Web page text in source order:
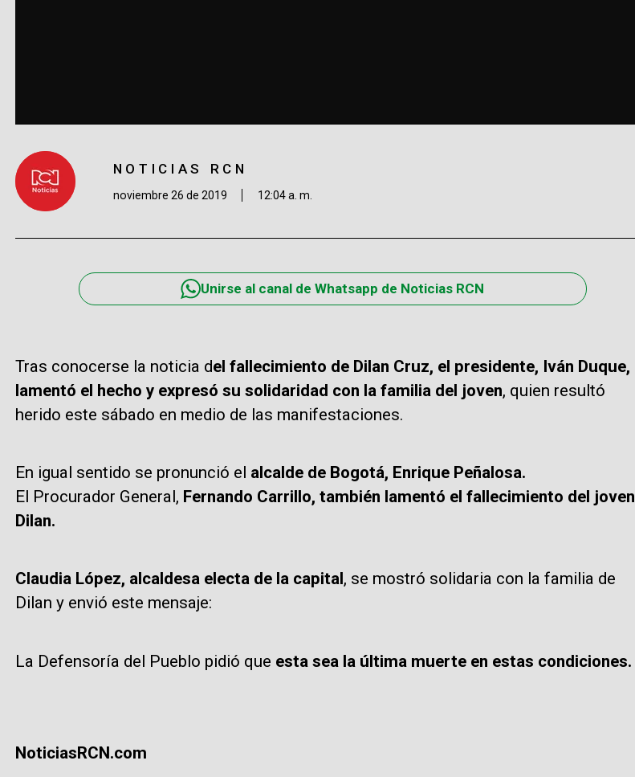
NOTICIAS RCN
noviembre 26 de 2019 12:04 a. m.
Unirse al canal de Whatsapp de Noticias RCN
Tras conocerse la noticia del fallecimiento de Dilan Cruz, el presidente, Iván Duque,
lamentó el hecho y expresó su solidaridad con la familia del joven, quien resultó
herido este sábado en medio de las manifestaciones.
En igual sentido se pronunció el alcalde de Bogotá, Enrique Peñalosa.
El Procurador General, Fernando Carrillo, también lamentó el fallecimiento del joven
Dilan.
Claudia López, alcaldesa electa de la capital, se mostró solidaria con la familia de
Dilan y envió este mensaje:
La Defensoría del Pueblo pidió que esta sea la última muerte en estas condiciones.
NoticiasRCN.com